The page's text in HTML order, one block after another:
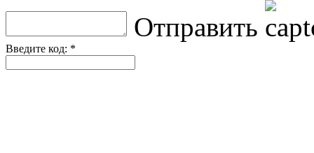
Отправить
Введите код: *